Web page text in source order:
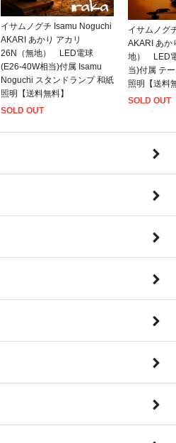
イサムノグチ Isamu Noguchi
AKARI あかり アカリ
26N（無地） LED電球
(E26-40W相当)付属 Isamu
Noguchi スタンドランプ 和紙
照明【送料無料】
SOLD OUT
イサムノグ
AKARI あか
地） LED
当)付属 テ
照明【送料
SOLD OUT